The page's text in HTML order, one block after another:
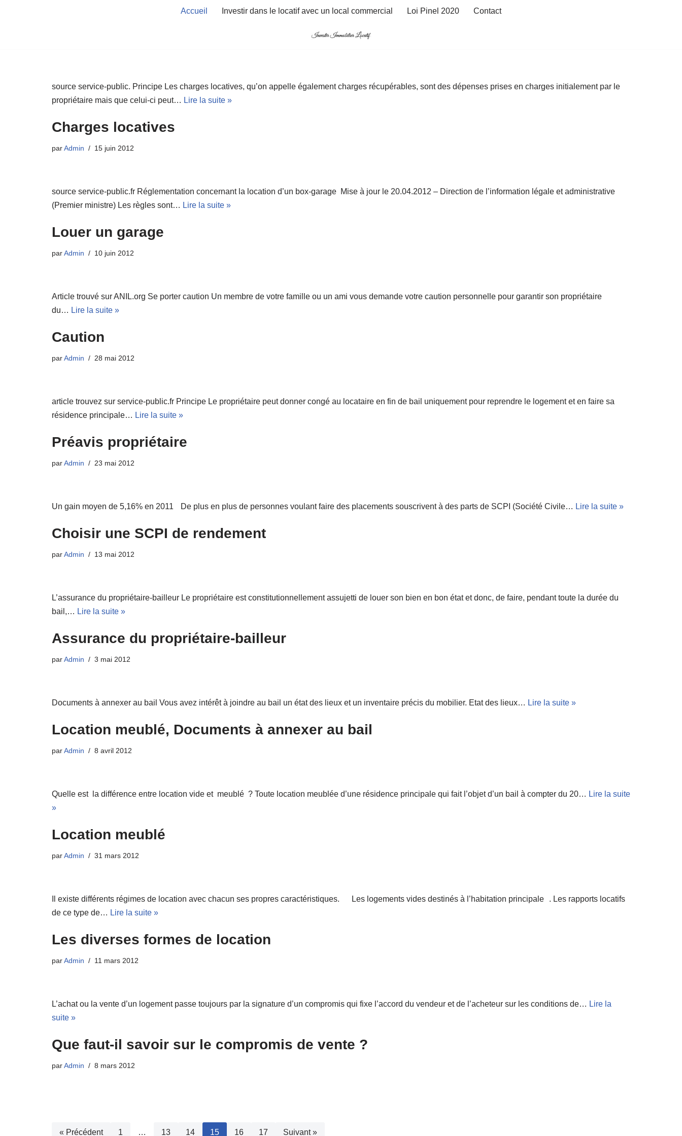
Accueil Investir dans le locatif avec un local commercial Loi Pinel 2020 Contact
source service-public. Principe Les charges locatives, qu’on appelle également charges récupérables, sont des dépenses prises en charges initialement par le
propriétaire mais que celui-ci peut… Lire la suite »
Charges locatives
parAdmin 15 juin 2012
source service-public.fr Réglementation concernant la location d’un box-garage Mise à jour le 20.04.2012 – Direction de l’information légale et administrative
(Premier ministre) Les règles sont… Lire la suite »
Louer un garage
parAdmin 10 juin 2012
Article trouvé sur ANIL.org Se porter caution Un membre de votre famille ou un ami vous demande votre caution personnelle pour garantir son propriétaire
du… Lire la suite »
Caution
parAdmin 28 mai 2012
article trouvez sur service-public.fr Principe Le propriétaire peut donner congé au locataire en fin de bail uniquement pour reprendre le logement et en faire sa
résidence principale… Lire la suite »
Préavis propriétaire
parAdmin 23 mai 2012
Un gain moyen de 5,16% en 2011 De plus en plus de personnes voulant faire des placements souscrivent à des parts de SCPI (Société Civile… Lire la suite »
Choisir une SCPI de rendement
parAdmin 13 mai 2012
L’assurance du propriétaire-bailleur Le propriétaire est constitutionnellement assujetti de louer son bien en bon état et donc, de faire, pendant toute la durée du
bail,… Lire la suite »
Assurance du propriétaire-bailleur
parAdmin 3 mai 2012
Documents à annexer au bail Vous avez intérêt à joindre au bail un état des lieux et un inventaire précis du mobilier. Etat des lieux… Lire la suite »
Location meublé, Documents à annexer au bail
parAdmin 8 avril 2012
Quelle est la différence entre location vide et meublé ? Toute location meublée d’une résidence principale qui fait l’objet d’un bail à compter du 20… Lire la suite
»
Location meublé
parAdmin 31 mars 2012
Il existe différents régimes de location avec chacun ses propres caractéristiques. Les logements vides destinés à l’habitation principale . Les rapports locatifs
de ce type de… Lire la suite »
Les diverses formes de location
parAdmin 11 mars 2012
L’achat ou la vente d’un logement passe toujours par la signature d’un compromis qui fixe l’accord du vendeur et de l’acheteur sur les conditions de… Lire la
suite »
Que faut-il savoir sur le compromis de vente ?
parAdmin 8 mars 2012
« Précédent 1 … 13 14 15 16 17 Suivant »